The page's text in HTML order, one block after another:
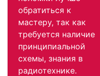
обратиться к
мастеру, так как
требуется наличие
принципиальной
схемы, знания в
радиотехнике.